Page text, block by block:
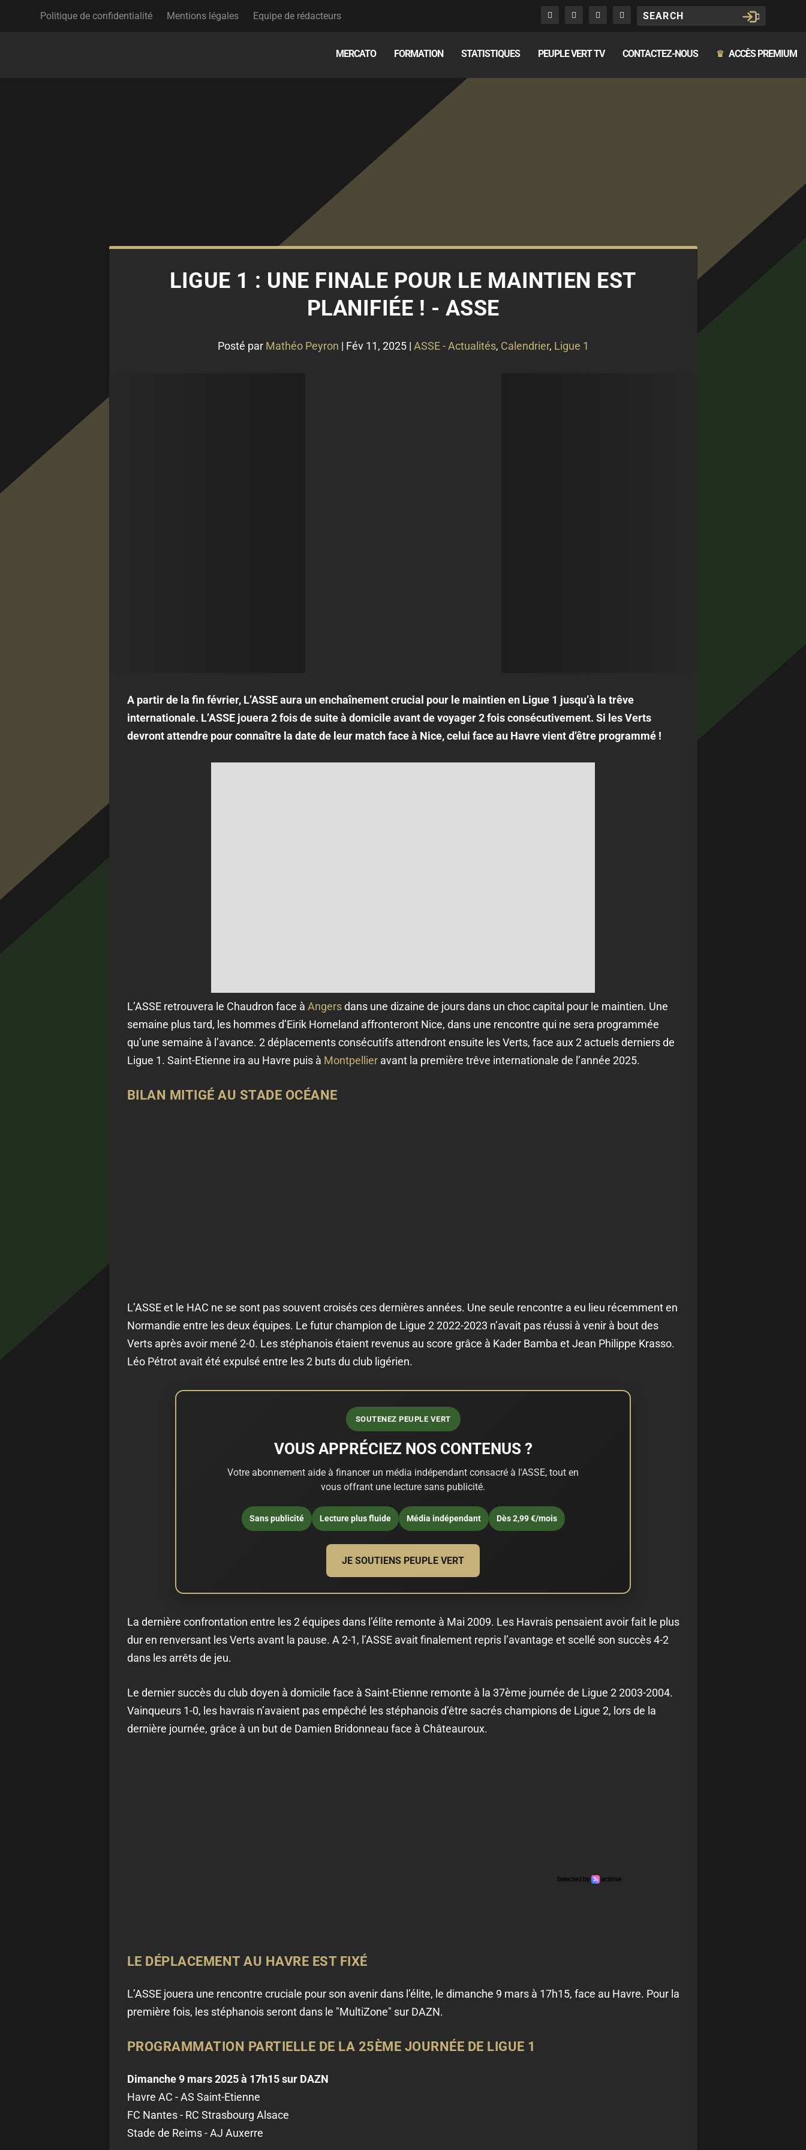
Politique de confidentialité Mentions légales Equipe de rédacteurs
MERCATO FORMATION STATISTIQUES PEUPLE VERT TV CONTACTEZ-NOUS ♛ ACCÈS PREMIUM
LIGUE 1 : UNE FINALE POUR LE MAINTIEN EST
PLANIFIÉE ! - ASSE
Posté par Mathéo Peyron | Fév 11, 2025| ASSE - Actualités, Calendrier, Ligue 1
A partir de la fin février, L’ASSE aura un enchaînement crucial pour le maintien en Ligue 1 jusqu’à la trêve
internationale. L’ASSE jouera 2 fois de suite à domicile avant de voyager 2 fois consécutivement. Si les Verts
devront attendre pour connaître la date de leur match face à Nice, celui face au Havre vient d’être programmé !
L’ASSE retrouvera le Chaudron face à Angersdans une dizaine de jours dans un choc capital pour le maintien. Une
semaine plus tard, les hommes d’Eirik Horneland affronteront Nice, dans une rencontre qui ne sera programmée
qu’une semaine à l’avance. 2 déplacements consécutifs attendront ensuite les Verts, face aux 2 actuels derniers de
Ligue 1. Saint-Etienne ira au Havre puis à Montpellieravant la première trêve internationale de l’année 2025.
BILAN MITIGÉ AU STADE OCÉANE
L’ASSE et le HAC ne se sont pas souvent croisés ces dernières années. Une seule rencontre a eu lieu récemment en
Normandie entre les deux équipes. Le futur champion de Ligue 2 2022-2023 n’avait pas réussi à venir à bout des
Verts après avoir mené 2-0. Les stéphanois étaient revenus au score grâce à Kader Bamba et Jean Philippe Krasso.
Léo Pétrot avait été expulsé entre les 2 buts du club ligérien.
SOUTENEZ PEUPLE VERT
VOUS APPRÉCIEZ NOS CONTENUS ?
Votre abonnement aide à financer un média indépendant consacré à l'ASSE, tout en
vous offrant une lecture sans publicité.
Sans publicité Lecture plus fluide Média indépendant Dès 2,99 €/mois
JE SOUTIENS PEUPLE VERT
La dernière confrontation entre les 2 équipes dans l’élite remonte à Mai 2009. Les Havrais pensaient avoir fait le plus
dur en renversant les Verts avant la pause. A 2-1, l’ASSE avait finalement repris l’avantage et scellé son succès 4-2
dans les arrêts de jeu.
Le dernier succès du club doyen à domicile face à Saint-Etienne remonte à la 37ème journée de Ligue 2 2003-2004.
Vainqueurs 1-0, les havrais n’avaient pas empêché les stéphanois d’être sacrés champions de Ligue 2, lors de la
dernière journée, grâce à un but de Damien Bridonneau face à Châteauroux.
LE DÉPLACEMENT AU HAVRE EST FIXÉ
L’ASSE jouera une rencontre cruciale pour son avenir dans l’élite, le dimanche 9 mars à 17h15, face au Havre. Pour la
première fois, les stéphanois seront dans le "MultiZone" sur DAZN.
PROGRAMMATION PARTIELLE DE LA 25ÈME JOURNÉE DE LIGUE 1
Dimanche 9 mars 2025 à 17h15 sur DAZN
Havre AC - AS Saint-Etienne
FC Nantes - RC Strasbourg Alsace
Stade de Reims - AJ Auxerre